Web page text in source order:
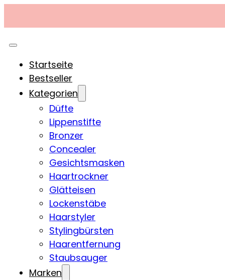
Startseite
Bestseller
Kategorien
Düfte
Lippenstifte
Bronzer
Concealer
Gesichtsmasken
Haartrockner
Glätteisen
Lockenstäbe
Haarstyler
Stylingbürsten
Haarentfernung
Staubsauger
Marken